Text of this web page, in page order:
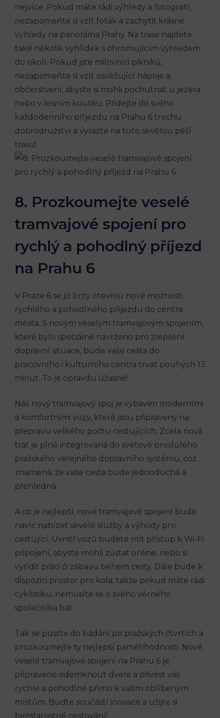
nejvíce. Pokud ⁢máte rádi výhledy a ⁣fotografii,⁤
nezapomeňte ⁢si vzít foťák ​a‍ zachytit krásné
výhledy ‌na panoráma Prahy. Na trase najdete
také několik vyhlídek s ohromujícím výhledem‍
do okolí. Pokud jste milovníci pikniků,
nezapomeňte si vzít ⁤osvěžující nápoje a
občerstvení, abyste si mohli pochutnat​ u jezera‌
nebo v lesním koutku. Přidejte do svého
každodenního příjezdu na Prahu 6 ⁣trochu⁢
dobrodružství‍ a ‍vyrazte na tuto ‌skvělou pěší
trasu!
8. Prozkoumejte veselé
‌tramvajové ‌spojení‌ pro
rychlý⁤ a pohodlný příjezd
na Prahu 6
V Praze 6 se již brzy otevřou nové možnosti
rychlého a pohodlného příjezdu do centra
města. S novým veselým⁢ tramvajovým spojením,
které bylo speciálně navrženo pro zlepšení
dopravní situace,⁢ bude ⁢vaše⁤ cesta do
pracovního‍ i kulturního centra‌ trvat pouhých 13
minut. To je opravdu úžasné!
Náš nový tramvajový spoj​ je ​vybaven ⁢moderními
a ‌komfortními vozy, které jsou připraveny na
přepravu velkého počtu ⁣cestujících. Zcela nová
trať ⁢je plně integrovaná do světově ‌proslulého
pražského veřejného dopravního systému,⁢ což
znamená, že vaše cesta bude jednoduchá ‌a
‍přehledná.
A⁢ co je nejlepší, nové tramvajové spojení bude
navíc nabízet⁤ skvělé služby a ​výhody pro
cestující. Uvnitř vozů budete mít⁢ přístup k Wi-Fi
připojení, abyste mohli zůstat ‍online, nebo si
vyřídit práci či zábavu ​během cesty. Dále⁣ bude‌ k
dispozici ⁣prostor pro kola, takže pokud máte ‌rádi
cyklistiku, nemusíte se o svého věrného
společníka bát.
Tak se pusťte do bádání po ‍pražských čtvrtích a
prozkoumejte ty ​nejlepší pamětihodnosti. Nové
veselé tramvajové spojení‌ na Prahu 6⁣ je‌
připraveno odemknout dveře a přivést vás
rychle a pohodlně přímo k vašim oblíbeným
místům. Buďte součástí inovace a užijte si
bezstarostné cestování!